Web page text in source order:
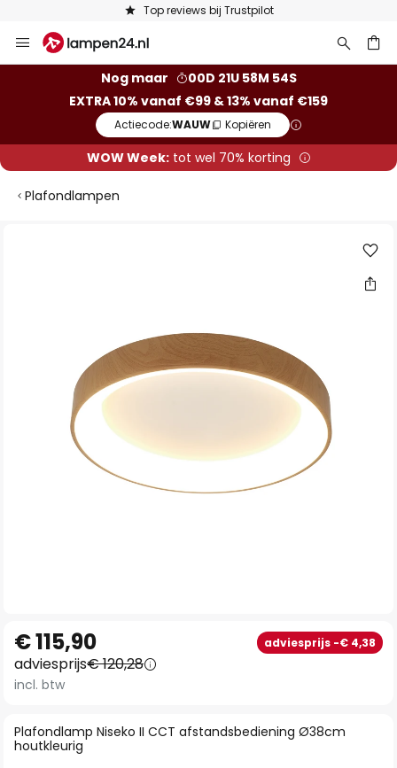
Top reviews bij Trustpilot
naar
Nog maar
00D 21U 58M 54S
EXTRA 10% vanaf €99 & 13% vanaf €159
Actiecode:WAUW Kopiëren
WOW Week:tot wel 70% korting
Plafondlampen
afbeeldingen-
naar
het
begin
de
afbeeldingen-
Plafondlamp Niseko II CCT afstandsbediening Ø38cm
houtkleurig
€ 115,90 adviesprijs -€ 4,38
adviesprijs€ 120,28
incl. btw